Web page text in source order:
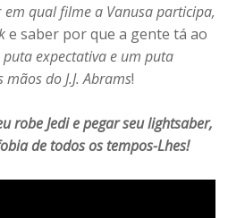
em qual filme a Vanusa participa,
e saber por que a gente tá ao
puta expectativa e um puta
do J.J. Abrams!
robe Jedi e pegar seu lightsaber,
de todos os tempos-Lhes!